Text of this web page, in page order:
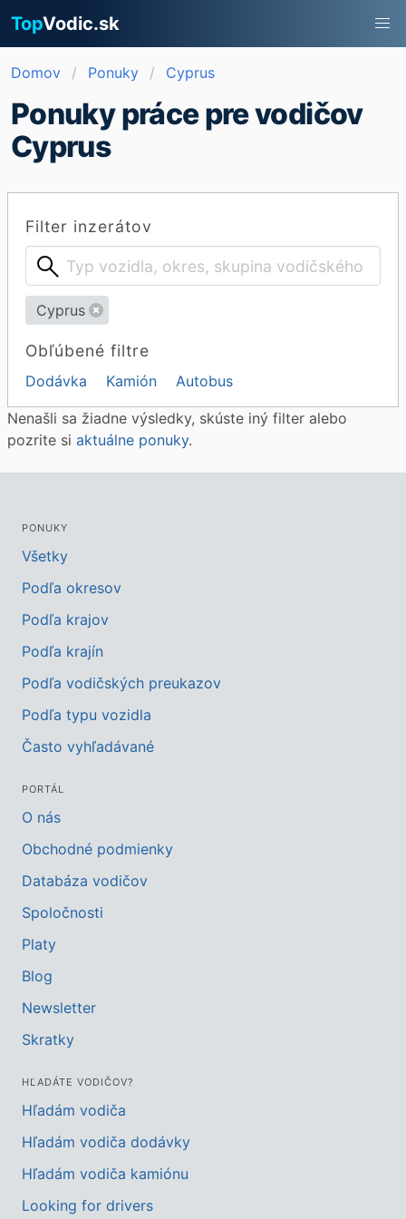
TopVodic.sk
Domov Ponuky Cyprus
Ponuky práce pre vodičov
Cyprus
Filter inzerátov
Cyprus
Obľúbené filtre
Dodávka Kamión Autobus
Nenašli sa žiadne výsledky, skúste iný filter alebo
pozrite si aktuálne ponuky.
PONUKY
Všetky
Podľa okresov
Podľa krajov
Podľa krajín
Podľa vodičských preukazov
Podľa typu vozidla
Často vyhľadávané
PORTÁL
O nás
Obchodné podmienky
Databáza vodičov
Spoločnosti
Platy
Blog
Newsletter
Skratky
HĽADÁTE VODIČOV?
Hľadám vodiča
Hľadám vodiča dodávky
Hľadám vodiča kamiónu
Looking for drivers